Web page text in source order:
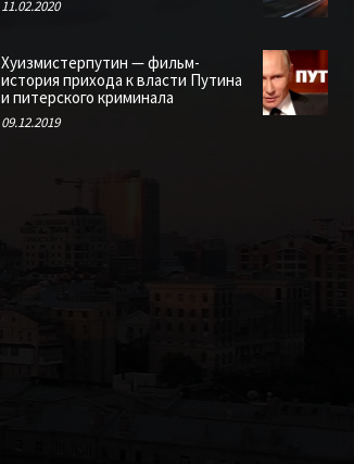
11.02.2020
Хуизмистерпутин — фильм-
история прихода к власти Путина
и питерского криминала
09.12.2019